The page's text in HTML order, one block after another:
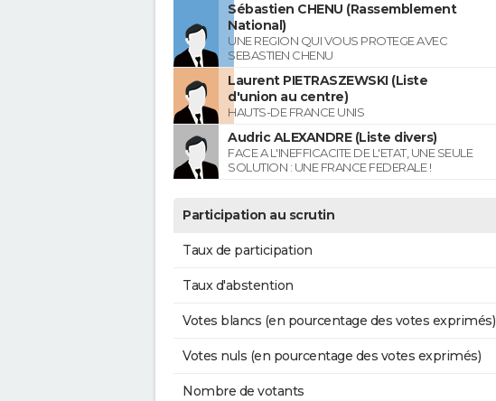
Sébastien CHENU (Rassemblement
National)
UNE REGION QUI VOUS PROTEGE AVEC
SEBASTIEN CHENU
Laurent PIETRASZEWSKI (Liste
d'union au centre)
HAUTS-DE FRANCE UNIS
Audric ALEXANDRE (Liste divers)
FACE A L'INEFFICACITE DE L'ETAT, UNE SEULE
SOLUTION : UNE FRANCE FEDERALE !
Participation au scrutin
Taux de participation
Taux d'abstention
Votes blancs (en pourcentage des votes exprimés)
Votes nuls (en pourcentage des votes exprimés)
Nombre de votants